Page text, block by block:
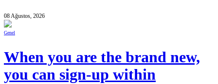
08 Ağustos, 2026
Genel
When you are the brand new,
you can sign-up within